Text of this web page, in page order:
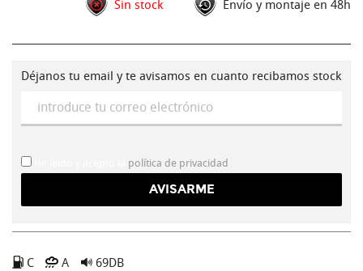
Sin stock Envío y montaje en 48h
Déjanos tu email y te avisamos en cuanto recibamos stock
política de privacidad
C A 69DB